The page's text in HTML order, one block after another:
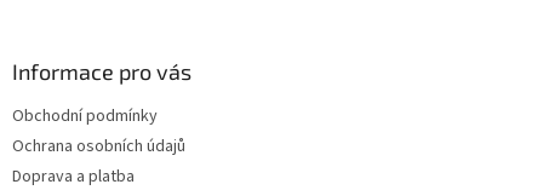
Informace pro vás
Obchodní podmínky
Ochrana osobních údajů
Doprava a platba